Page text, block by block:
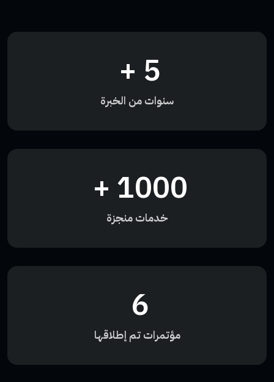
5
+
سنوات من الخبرة
1000
+
خدمات منجزة
6
مؤتمرات تم إطلاقها